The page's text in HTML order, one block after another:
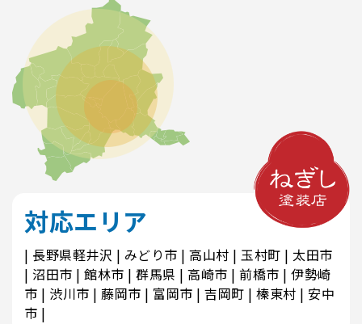
対応エリア
長野県軽井沢 みどり市 高山村 玉村町
太田市
沼田市
館林市 群馬県 高崎市 前橋市
伊勢崎
市
渋川市 藤岡市 富岡市 吉岡町 榛東村
安中
市